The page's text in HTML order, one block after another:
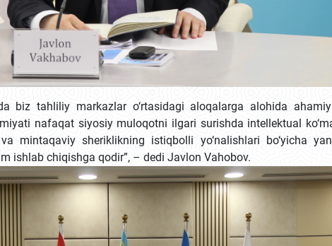
biz tahliliy markazlar o‘rtasidagi aloqalarga alohida
nafaqat siyosiy muloqotni ilgari surishda intellektual
mintaqaviy sheriklikning istiqbolli yo‘nalishlari bo‘yicha
ishlab chiqishga qodir”, – dedi Javlon Vahobov.